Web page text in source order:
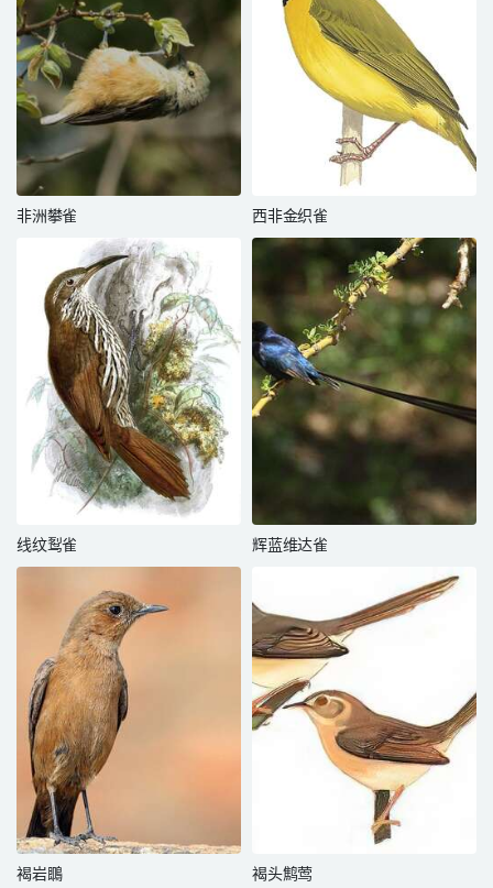
非洲攀雀 西非金织雀
线纹䴕雀 辉蓝维达雀
褐岩䳭 褐头鹪莺